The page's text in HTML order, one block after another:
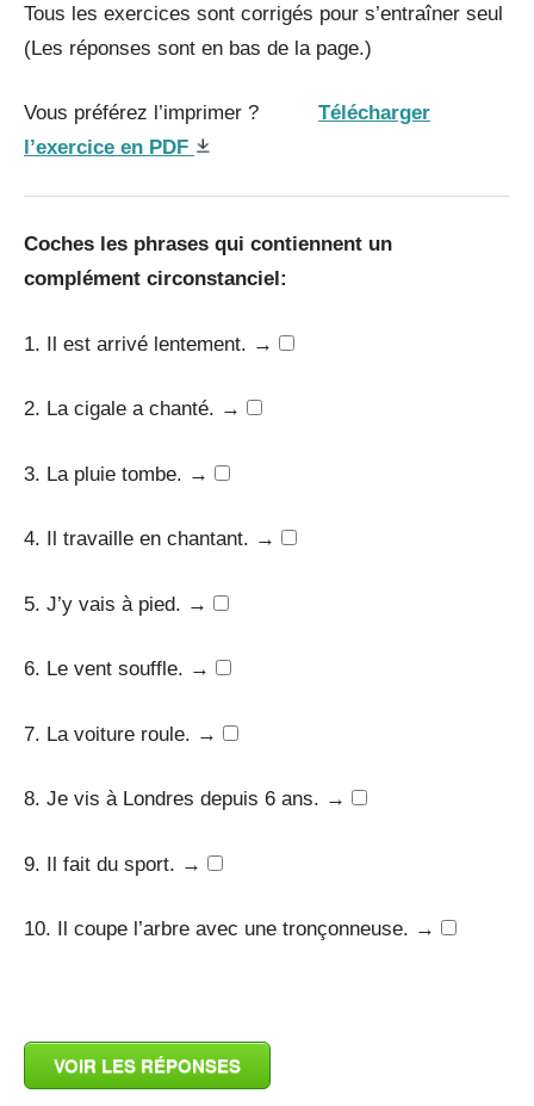
Tous les exercices sont corrigés pour s’entraîner seul
(Les réponses sont en bas de la page.)
Vous préférez l’imprimer ? Télécharger
l’exercice en PDF
Coches les phrases qui contiennent un
complément circonstanciel:
1. Il est arrivé lentement. →
2. La cigale a chanté. →
3. La pluie tombe. →
4. Il travaille en chantant. →
5. J’y vais à pied. →
6. Le vent souffle. →
7. La voiture roule. →
8. Je vis à Londres depuis 6 ans. →
9. Il fait du sport. →
10. Il coupe l’arbre avec une tronçonneuse. →
VOIR LES RÉPONSES